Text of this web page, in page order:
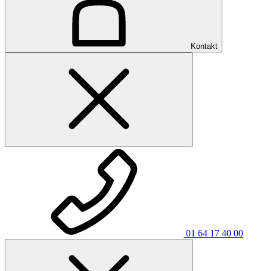
Kontakt
01 64 17 40 00